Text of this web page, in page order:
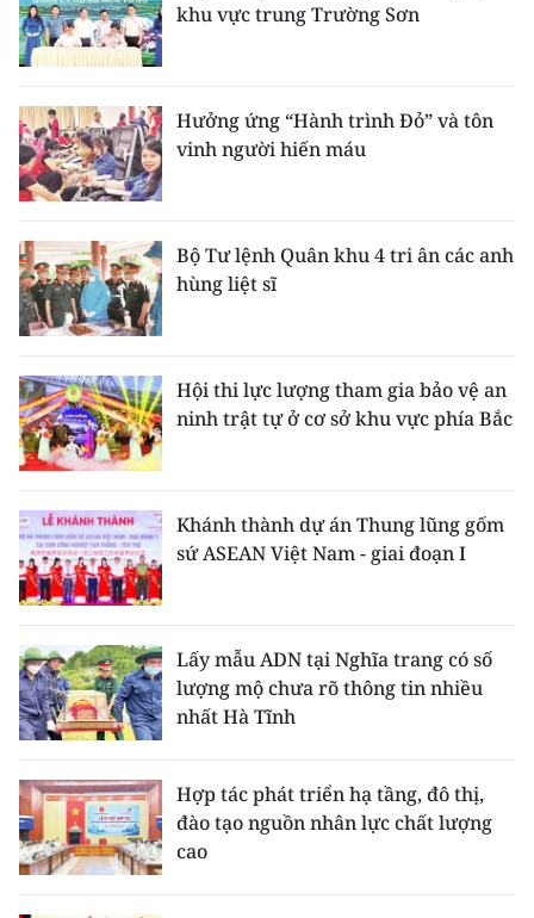
khu vực trung Trường Sơn
Hưởng ứng “Hành trình Đỏ” và tôn
vinh người hiến máu
Bộ Tư lệnh Quân khu 4 tri ân các anh
hùng liệt sĩ
Hội thi lực lượng tham gia bảo vệ an
ninh trật tự ở cơ sở khu vực phía Bắc
Khánh thành dự án Thung lũng gốm
sứ ASEAN Việt Nam - giai đoạn I
Lấy mẫu ADN tại Nghĩa trang có số
lượng mộ chưa rõ thông tin nhiều
nhất Hà Tĩnh
Hợp tác phát triển hạ tầng, đô thị,
đào tạo nguồn nhân lực chất lượng
cao